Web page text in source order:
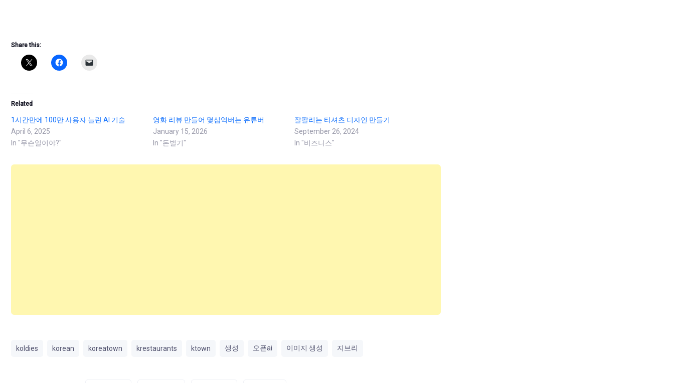
Share this:
Related
1시간만에 100만 사용자 늘린 AI 기술
April 6, 2025
In "무슨일이야?"
영화 리뷰 만들어 몇십억버는 유튜버
January 15, 2026
In "돈벌기"
잘팔리는 티셔츠 디자인 만들기
September 26, 2024
In "비즈니스"
koldies korean koreatown krestaurants ktown 생성 오픈ai 이미지 생성 지브리